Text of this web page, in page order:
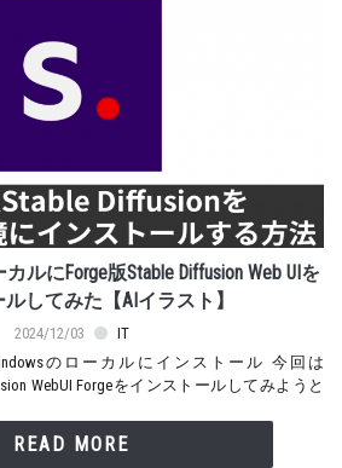
ルにForge版Stable Diffusion Web UIを
してみた【AIイラスト】
2024/12/03
IT
のローカルにインストール 今回は
WebUI Forgeをインストールしてみようと
READ MORE